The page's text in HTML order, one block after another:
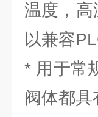
温度，高
以兼容
* 用于常
阀体都